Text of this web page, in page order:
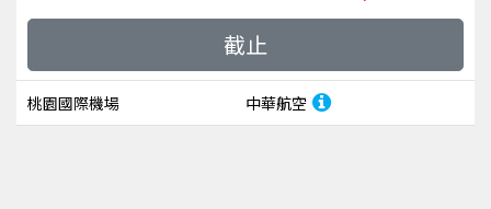
桃園國際機場 中華航空
截止